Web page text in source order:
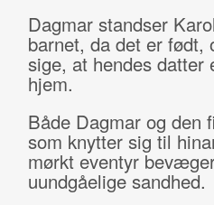
Dagmar standser
barnet, da det er
sige, at hendes datter
hjem.
Både Dagmar og den
som knytter sig til
mørkt eventyr
uundgåelige sandhed.